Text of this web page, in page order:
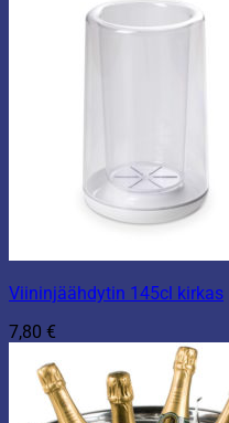
Viininjäähdytin 145cl kirkas
7,80 €